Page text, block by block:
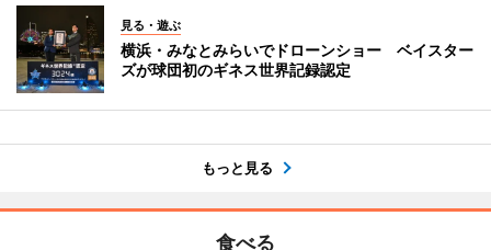
見る・遊ぶ
横浜・みなとみらいでドローンショー ベイスター
ズが球団初のギネス世界記録認定
もっと見る
食べる